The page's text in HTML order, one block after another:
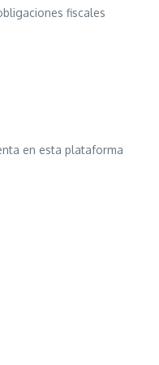
fiscales
en esta plataforma